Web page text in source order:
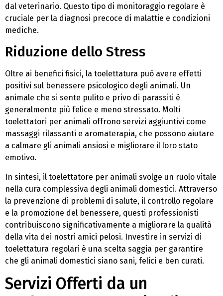
dal veterinario. Questo tipo di monitoraggio regolare è
cruciale per la diagnosi precoce di malattie e condizioni
mediche.
Riduzione dello Stress
Oltre ai benefici fisici, la toelettatura può avere effetti
positivi sul benessere psicologico degli animali. Un
animale che si sente pulito e privo di parassiti è
generalmente più felice e meno stressato. Molti
toelettatori per animali offrono servizi aggiuntivi come
massaggi rilassanti e aromaterapia, che possono aiutare
a calmare gli animali ansiosi e migliorare il loro stato
emotivo.
In sintesi, il toelettatore per animali svolge un ruolo vitale
nella cura complessiva degli animali domestici. Attraverso
la prevenzione di problemi di salute, il controllo regolare
e la promozione del benessere, questi professionisti
contribuiscono significativamente a migliorare la qualità
della vita dei nostri amici pelosi. Investire in servizi di
toelettatura regolari è una scelta saggia per garantire
che gli animali domestici siano sani, felici e ben curati.
Servizi Offerti da un